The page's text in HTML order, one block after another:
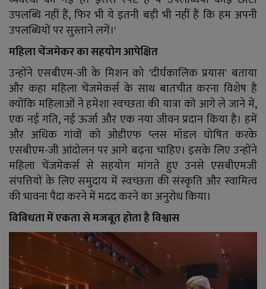
उपलब्धि नहीं हैं, फिर भी ये इतनी बड़ी भी नहीं हैं कि हम अपनी
उपलब्धियों पर सुस्ताने लगें।'
महिला चेंजमेकर का सहयोग आपेक्षित
उन्होंने एसबीएम-जी के मिशन को 'दीर्घकालिक प्रयास' बताया
और कहा महिला चेंजमेकर्स के साथ बातचीत करना विशेष है
क्योंकि महिलाओं ने हमेशा स्वच्छता की यात्रा को आगे ले जाने में,
एक नई गति, नई ऊर्जा और एक नया जीवन प्रदान किया है। हमें
और अधिक गांवों को ओडीएफ प्लस मॉडल घोषित करके
एसबीएम-जी आंदोलन पर आगे बढ़ना चाहिए। इसके लिए उन्होंने
महिला चेंजमेकर्स से सहयोग मांगते हुए उनसे एसबीएमजी
संपत्तियों के लिए समुदाय में स्वच्छता की संस्कृति और स्वामित्व
की भावना पैदा करने में मदद करने का अनुरोध किया।
विविधता में एकता से मजबूत होता है विश्वास